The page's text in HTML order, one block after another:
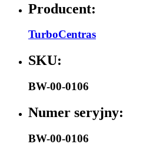
Producent:
TurboCentras
SKU:
BW-00-0106
Numer seryjny:
BW-00-0106